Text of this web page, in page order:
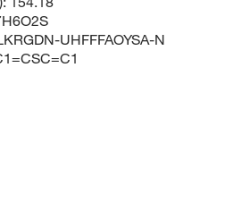
UHFFFAOYSA-N